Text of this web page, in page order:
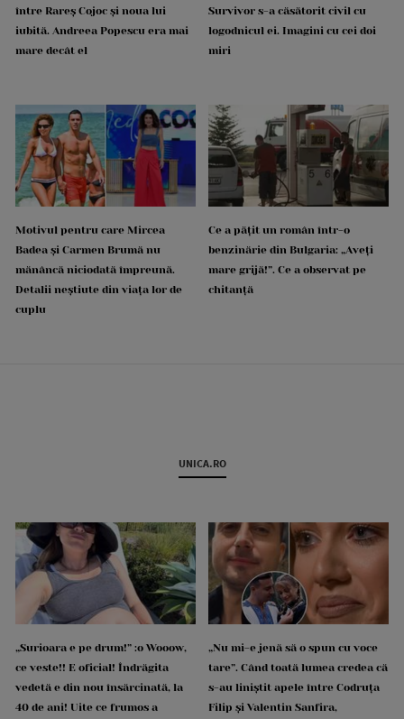
între Rareș Cojoc și noua lui
iubită. Andreea Popescu era mai
mare decât el
Survivor s-a căsătorit civil cu
logodnicul ei. Imagini cu cei doi
miri
Motivul pentru care Mircea
Badea și Carmen Brumă nu
mănâncă niciodată împreună.
Detalii neștiute din viața lor de
cuplu
Ce a pățit un român într-o
benzinărie din Bulgaria: „Aveți
mare grijă!”. Ce a observat pe
chitanță
UNICA.RO
„Surioara e pe drum!” :o Wooow,
ce veste!! E oficial! Îndrăgita
vedetă e din nou însărcinată, la
40 de ani! Uite ce frumos a
„Nu mi-e jenă să o spun cu voce
tare”. Când toată lumea credea că
s-au liniștit apele între Codruța
Filip și Valentin Sanfira,